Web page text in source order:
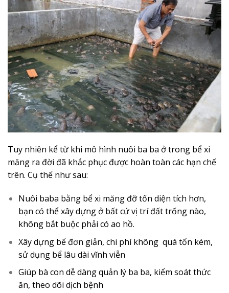
Tuy nhiên kể từ khi mô hình nuôi ba ba ở trong bể xi
măng ra đời đã khắc phục được hoàn toàn các hạn chế
trên. Cụ thể như sau:
Nuôi baba bằng bể xi măng đỡ tốn diện tích hơn,
bạn có thể xây dựng ở bất cứ vị trí đất trống nào,
không bắt buộc phải có ao hồ.
Xây dựng bể đơn giản, chi phí không quá tốn kém,
sử dụng bể lâu dài vĩnh viễn
Giúp bà con dễ dàng quản lý ba ba, kiểm soát thức
ăn, theo dõi dịch bệnh